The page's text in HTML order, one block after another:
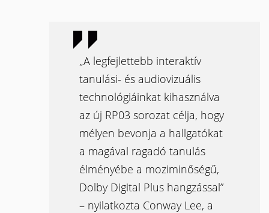
„A legfejlettebb interaktív
tanulási- és audiovizuális
technológiáinkat kihasználva
az új RP03 sorozat célja, hogy
mélyen bevonja a hallgatókat
a magával ragadó tanulás
élményébe a moziminőségű,
Dolby Digital Plus hangzással”
– nyilatkozta Conway Lee, a